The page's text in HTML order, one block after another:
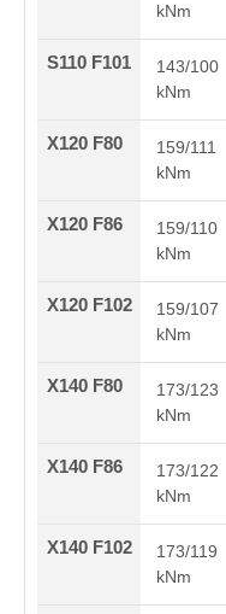
kNm
S110 F101
143/100
kNm
X120 F80
159/111
kNm
X120 F86
159/110
kNm
X120 F102
159/107
kNm
X140 F80
173/123
kNm
X140 F86
173/122
kNm
X140 F102
173/119
kNm